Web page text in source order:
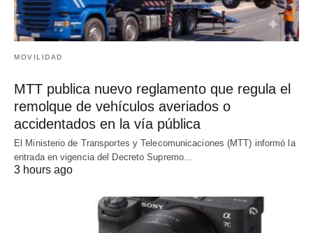
MOVILIDAD
MTT publica nuevo reglamento que regula el
remolque de vehículos averiados o
accidentados en la vía pública
El Ministerio de Transportes y Telecomunicaciones (MTT) informó la
entrada en vigencia del Decreto Supremo…
3 hours ago